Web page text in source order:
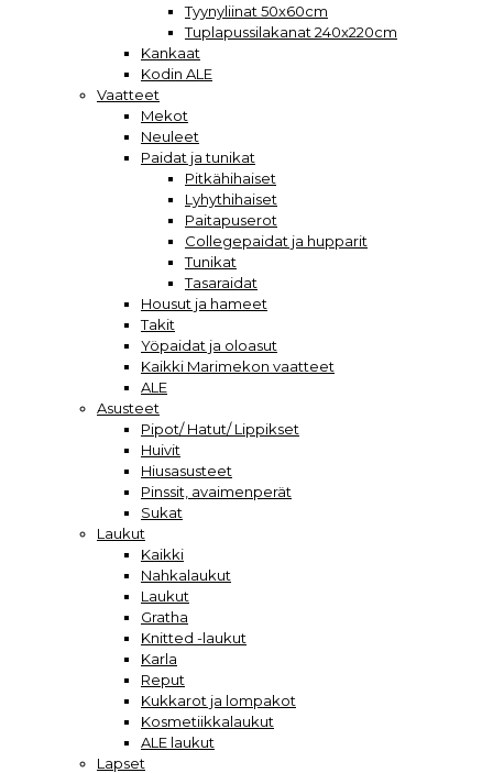
Tyynyliinat 50x60cm
Tuplapussilakanat 240x220cm
Kankaat
Kodin ALE
Vaatteet
Mekot
Neuleet
Paidat ja tunikat
Pitkähihaiset
Lyhythihaiset
Paitapuserot
Collegepaidat ja hupparit
Tunikat
Tasaraidat
Housut ja hameet
Takit
Yöpaidat ja oloasut
Kaikki Marimekon vaatteet
ALE
Asusteet
Pipot/ Hatut/ Lippikset
Huivit
Hiusasusteet
Pinssit, avaimenperät
Sukat
Laukut
Kaikki
Nahkalaukut
Laukut
Gratha
Knitted -laukut
Karla
Reput
Kukkarot ja lompakot
Kosmetiikkalaukut
ALE laukut
Lapset